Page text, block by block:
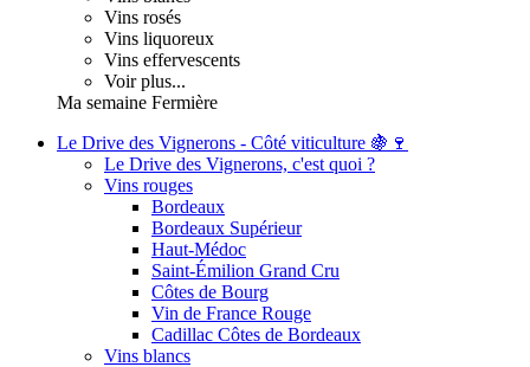
Vins rosés
Vins liquoreux
Vins effervescents
Voir plus...
Ma semaine Fermière
Le Drive des Vignerons - Côté viticulture 🍇🍷
Le Drive des Vignerons, c'est quoi ?
Vins rouges
Bordeaux
Bordeaux Supérieur
Haut-Médoc
Saint-Émilion Grand Cru
Côtes de Bourg
Vin de France Rouge
Cadillac Côtes de Bordeaux
Vins blancs